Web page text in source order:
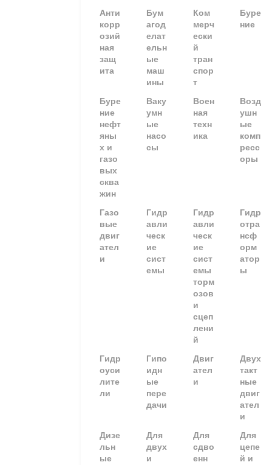
Анти
корр
озий
ная
защ
ита
Бум
агод
елат
ельн
ые
маш
ины
Ком
мерч
ески
й
тран
спор
т
Буре
ние
Буре
ние
нефт
яны
х и
газо
вых
сква
жин
Ваку
умн
ые
насо
сы
Воен
ная
техн
ика
Возд
ушн
ые
комп
ресс
оры
Газо
вые
двиг
ател
и
Гидр
авли
ческ
ие
сист
емы
Гидр
авли
ческ
ие
сист
емы
торм
озов
и
сцеп
лени
й
Гидр
отра
нсф
орм
атор
ы
Гидр
оуси
лите
ли
Гипо
идн
ые
пере
дачи
Двиг
ател
и
Двух
такт
ные
двиг
ател
и
Дизе
льн
ые
Для
двух
и
Для
сдво
енн
Для
цепе
й и